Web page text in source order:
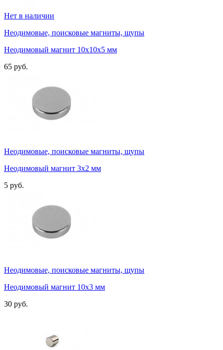
Нет в наличии
Неодимовые, поисковые магниты, щупы
Неодимовый магнит 10х10х5 мм
65 руб.
Неодимовые, поисковые магниты, щупы
Неодимовый магнит 3x2 мм
5 руб.
Неодимовые, поисковые магниты, щупы
Неодимовый магнит 10х3 мм
30 руб.